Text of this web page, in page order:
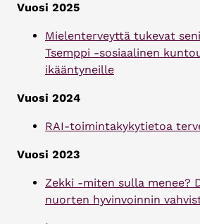
Vuosi 2025
Mielenterveyttä tukevat
Tsemppi -sosiaalinen
ikääntyneille
Vuosi 2024
RAI-toimintakykytietoa
Vuosi 2023
Zekki -miten sulla menee?
nuorten hyvinvoinnin